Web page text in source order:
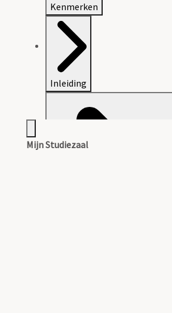
Kenmerken
Inleiding
Mijn Studiezaal